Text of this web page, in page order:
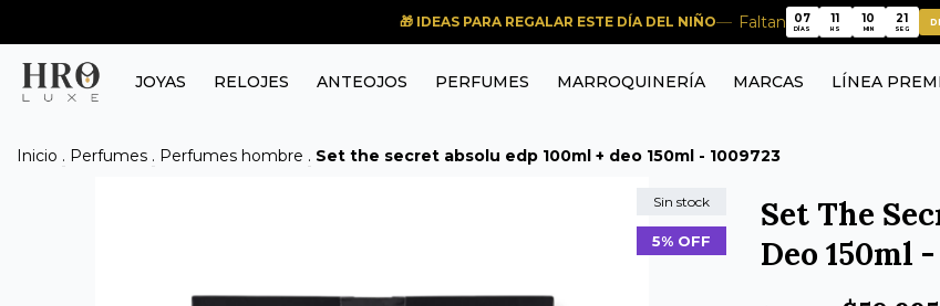
🎁 IDEAS PARA REGALAR ESTE DÍA DEL NIÑO Faltan
07
07
DÍAS
11
11
HS
10
10
MIN
21
20
SEG
JOYAS RELOJES ANTEOJOS PERFUMES MARROQUINERÍA MARCAS LÍNEA
Inicio . Perfumes . Perfumes hombre . Set the secret absolu edp 100ml + deo 150ml - 1009723
Sin stock
5% OFF
Set The
Deo 150ml -